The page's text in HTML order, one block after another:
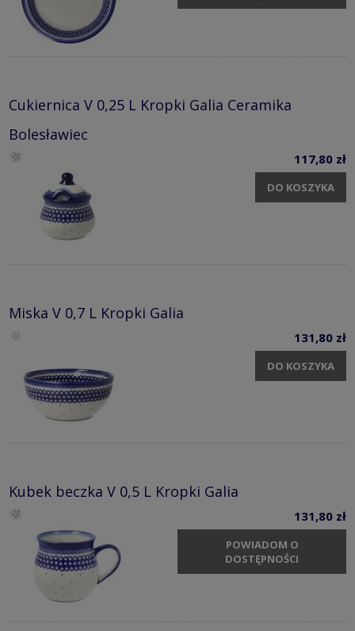
Cukiernica V 0,25 L Kropki Galia Ceramika
Bolesławiec
117,80 zł
DO KOSZYKA
Miska V 0,7 L Kropki Galia
131,80 zł
DO KOSZYKA
Kubek beczka V 0,5 L Kropki Galia
131,80 zł
POWIADOM O
DOSTĘPNOŚCI